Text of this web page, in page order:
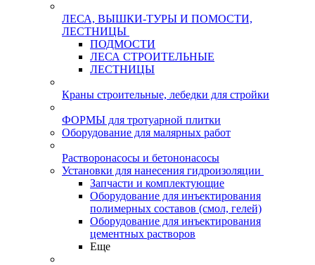
ЛЕСА, ВЫШКИ-ТУРЫ И ПОМОСТИ,
ЛЕСТНИЦЫ
ПОДМОСТИ
ЛЕСА СТРОИТЕЛЬНЫЕ
ЛЕСТНИЦЫ
Краны строительные, лебедки для стройки
ФОРМЫ для тротуарной плитки
Оборудование для малярных работ
Растворонасосы и бетононасосы
Установки для нанесения гидроизоляции
Запчасти и комплектующие
Оборудование для инъектирования
полимерных составов (смол, гелей)
Оборудование для инъектирования
цементных растворов
Еще